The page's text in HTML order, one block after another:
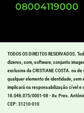
08004119000
TODOS OS DIREITOS RESERVADOS.
dizeres, som, software, conjunto
exclusiva da CRISTIANE COSTA. ou
qualquer elemento de identidade,
implicará na responsabilização cível e
18.048.075/0001-08 - Av. Pres.
CEP: 31210-010